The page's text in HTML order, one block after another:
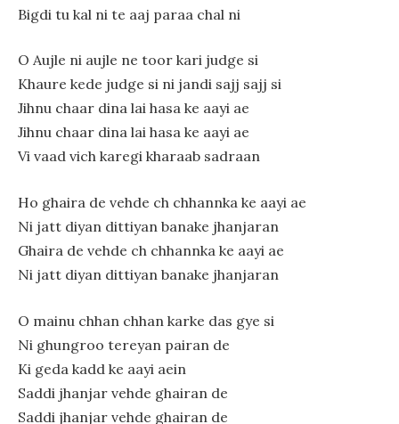
Bigdi tu kal ni te aaj paraa chal ni
O Aujle ni aujle ne toor kari judge si
Khaure kede judge si ni jandi sajj sajj si
Jihnu chaar dina lai hasa ke aayi ae
Jihnu chaar dina lai hasa ke aayi ae
Vi vaad vich karegi kharaab sadraan
Ho ghaira de vehde ch chhannka ke aayi ae
Ni jatt diyan dittiyan banake jhanjaran
Ghaira de vehde ch chhannka ke aayi ae
Ni jatt diyan dittiyan banake jhanjaran
O mainu chhan chhan karke das gye si
Ni ghungroo tereyan pairan de
Ki geda kadd ke aayi aein
Saddi jhanjar vehde ghairan de
Saddi jhanjar vehde ghairan de